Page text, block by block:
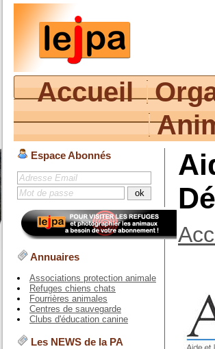
Accueil
Espace Abonnés
Annuaires
Associations protection animale
Refuges chiens chats
Fourrières animales
Centres de sauvegarde
Clubs d'éducation canine
Les NEWS de la PA